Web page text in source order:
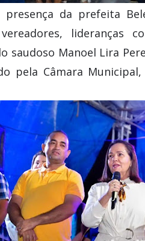
da prefeita
lideranças
saudoso Manoel Lira
pela Câmara